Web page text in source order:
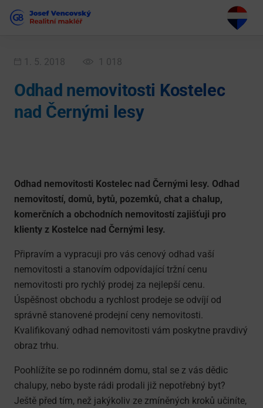
1. 5. 2018 1 018
Odhad nemovitosti Kostelec
nad Černými lesy
Odhad nemovitosti Kostelec nad Černými lesy. Odhad
nemovitostí, domů, bytů, pozemků, chat a chalup,
komerčních a obchodních nemovitostí zajišťuji pro
klienty z Kostelce nad Černými lesy.
Připravím a vypracuji pro vás cenový odhad vaší
nemovitosti a stanovím odpovídající tržní cenu
nemovitosti pro rychlý prodej za nejlepší cenu.
Úspěšnost obchodu a rychlost prodeje se odvíjí od
správně stanovené prodejní ceny nemovitosti.
Kvalifikovaný odhad nemovitosti vám poskytne pravdivý
obraz trhu.
Poohlížíte se po rodinném domu, stal se z vás dědic
chalupy, nebo byste rádi prodali již nepotřebný byt?
Ještě před tím, než jakýkoliv ze zmíněných kroků učiníte,